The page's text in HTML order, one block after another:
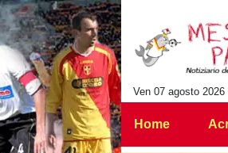
Ven 07 agosto 2026
Home